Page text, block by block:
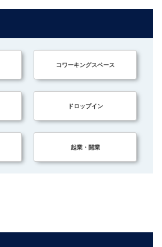
コワーキングスペース
ドロップイン
起業・開業